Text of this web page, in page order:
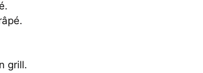
grill.